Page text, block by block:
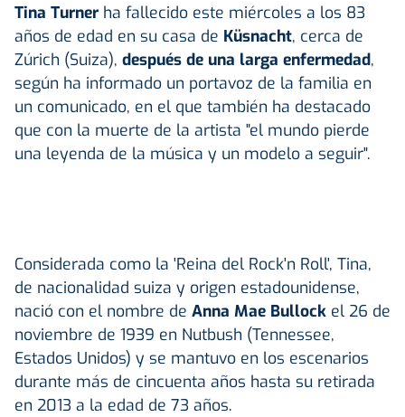
Tina Turner ha fallecido este miércoles a los 83
años de edad en su casa de Küsnacht, cerca de
Zúrich (Suiza), después de una larga enfermedad,
según ha informado un portavoz de la familia en
un comunicado, en el que también ha destacado
que con la muerte de la artista "el mundo pierde
una leyenda de la música y un modelo a seguir".
Considerada como la 'Reina del Rock'n Roll', Tina,
de nacionalidad suiza y origen estadounidense,
nació con el nombre de Anna Mae Bullock el 26 de
noviembre de 1939 en Nutbush (Tennessee,
Estados Unidos) y se mantuvo en los escenarios
durante más de cincuenta años hasta su retirada
en 2013 a la edad de 73 años.